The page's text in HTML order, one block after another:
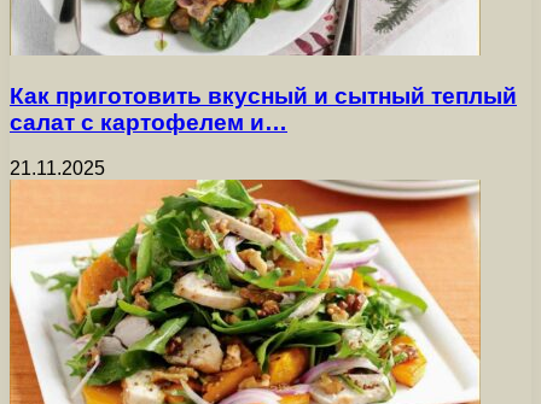
Как приготовить вкусный и сытный теплый
салат с картофелем и…
21.11.2025